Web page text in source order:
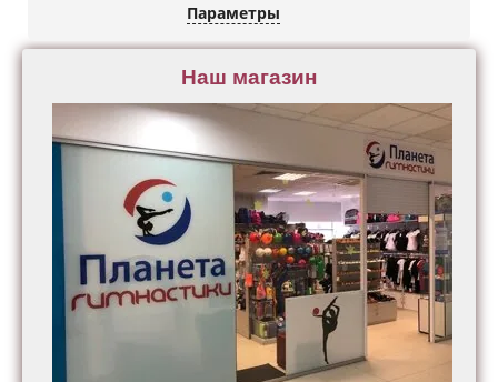
Параметры
Наш магазин